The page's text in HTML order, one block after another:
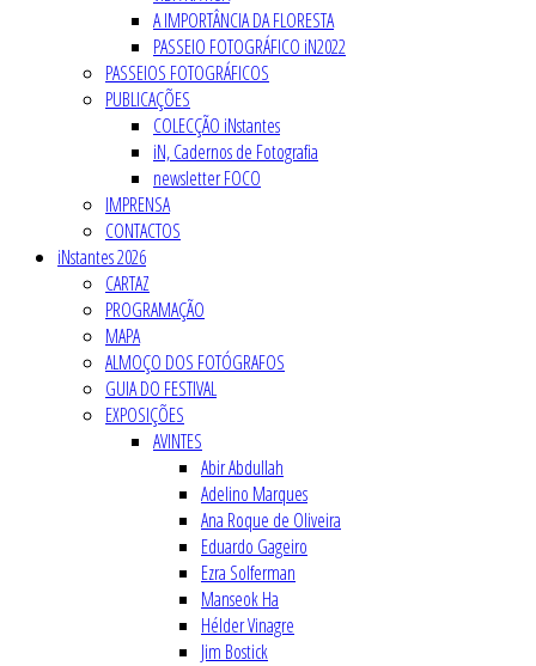
A IMPORTÂNCIA DA FLORESTA
PASSEIO FOTOGRÁFICO iN2022
PASSEIOS FOTOGRÁFICOS
PUBLICAÇÕES
COLECÇÃO iNstantes
iN, Cadernos de Fotografia
newsletter FOCO
IMPRENSA
CONTACTOS
iNstantes 2026
CARTAZ
PROGRAMAÇÃO
MAPA
ALMOÇO DOS FOTÓGRAFOS
GUIA DO FESTIVAL
EXPOSIÇÕES
AVINTES
Abir Abdullah
Adelino Marques
Ana Roque de Oliveira
Eduardo Gageiro
Ezra Solferman
Manseok Ha
Hélder Vinagre
Jim Bostick